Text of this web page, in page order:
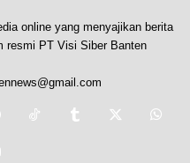
online yang menyajikan berita
resmi PT Visi Siber Banten